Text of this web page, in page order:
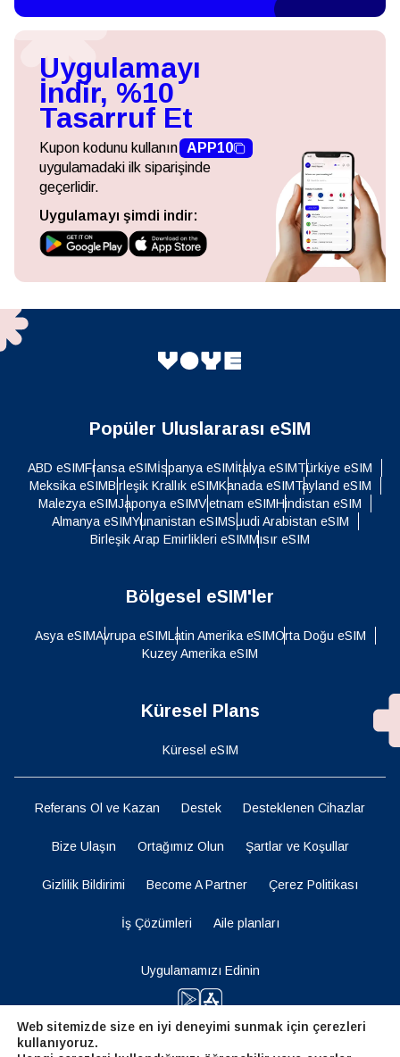
Uygulamayı
İndir, %10
Tasarruf Et
Kupon kodunu kullanın APP10
uygulamadaki ilk siparişinde
geçerlidir.
Uygulamayı şimdi indir:
Popüler Uluslararası eSIM
ABD eSIMFransa eSIMİspanya eSIMİtalya eSIMTürkiye eSIM
Meksika eSIMBirleşik Krallık eSIMKanada eSIMTayland eSIM
Malezya eSIMJaponya eSIMVietnam eSIMHindistan eSIM
Almanya eSIMYunanistan eSIMSuudi Arabistan eSIM
Birleşik Arap Emirlikleri eSIMMısır eSIM
Bölgesel eSIM'ler
Asya eSIMAvrupa eSIMLatin Amerika eSIMOrta Doğu eSIM
Kuzey Amerika eSIM
Küresel Plans
Küresel eSIM
Referans Ol ve Kazan Destek Desteklenen Cihazlar
Bize Ulaşın Ortağımız Olun Şartlar ve Koşullar
Gizlilik Bildirimi Become A Partner Çerez Politikası
İş Çözümleri Aile planları
Uygulamamızı Edinin
Web sitemizde size en iyi deneyimi sunmak için çerezleri
kullanıyoruz.